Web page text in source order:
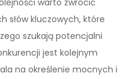
słów kluczowych, które
szukają potencjalni
jest kolejnym
na określenie mocnych i